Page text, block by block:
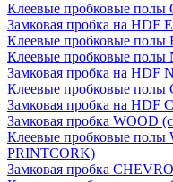
Клеевые пробковые полы
Замковая пробка на HDF
Клеевые пробковые полы
Клеевые пробковые
Замковая пробка на HDF
Клеевые пробковые полы
Замковая пробка на HDF
Замковая пробка WOOD
Клеевые пробковые полы
PRINTCORK)
Замковая пробка